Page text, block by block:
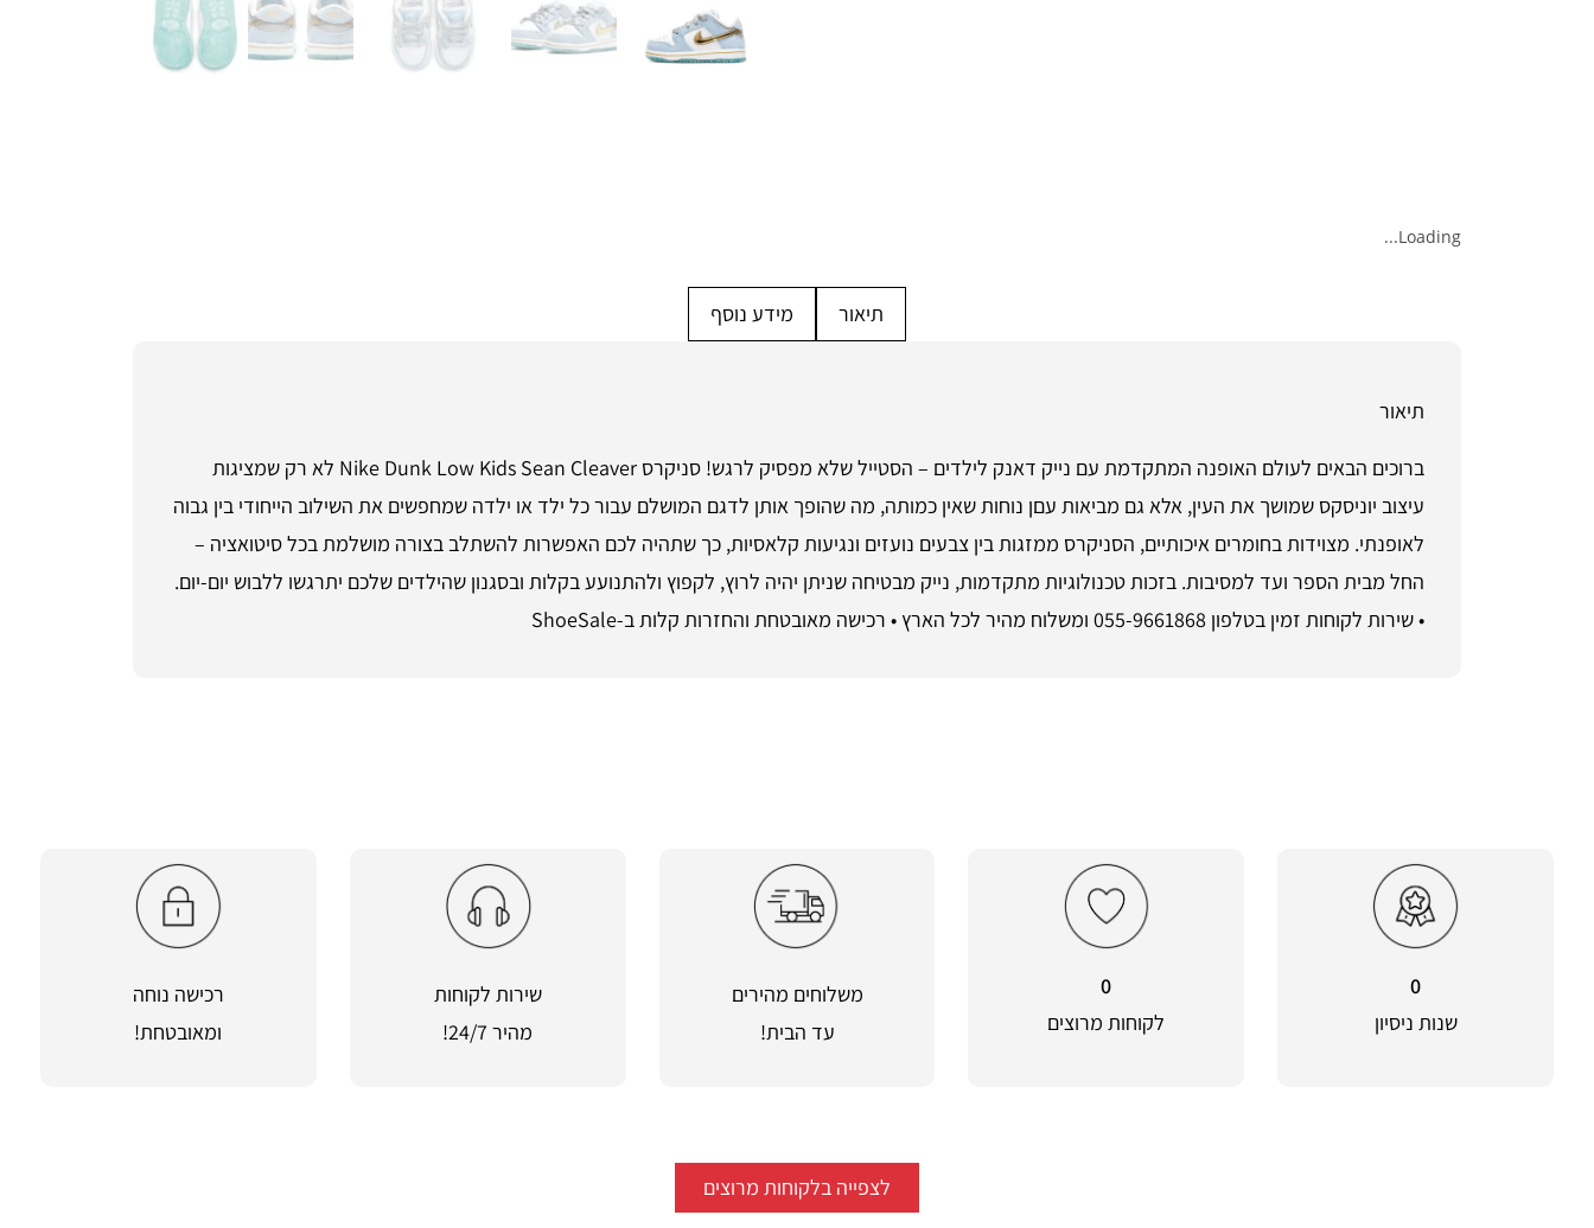
Loading...
תיאור מידע נוסף
תיאור
ברוכים הבאים לעולם האופנה המתקדמת עם נייק דאנק לילדים – הסטייל שלא מפסיק לרגש! סניקרס Nike Dunk Low Kids Sean Cleaver לא רק שמציגות
עיצוב יוניסקס שמושך את העין, אלא גם מביאות עםן נוחות שאין כמותה, מה שהופך אותן לדגם המושלם עבור כל ילד או ילדה שמחפשים את השילוב הייחודי בין גבוה
לאופנתי. מצוידות בחומרים איכותיים, הסניקרס ממזגות בין צבעים נועזים ונגיעות קלאסיות, כך שתהיה לכם האפשרות להשתלב בצורה מושלמת בכל סיטואציה –
החל מבית הספר ועד למסיבות. בזכות טכנולוגיות מתקדמות, נייק מבטיחה שניתן יהיה לרוץ, לקפוץ ולהתנועע בקלות ובסגנון שהילדים שלכם יתרגשו ללבוש יום-יום.
• שירות לקוחות זמין בטלפון 055-9661868 ומשלוח מהיר לכל הארץ • רכישה מאובטחת והחזרות קלות ב-ShoeSale
0
שנות ניסיון
0
לקוחות מרוצים
משלוחים מהירים
עד הבית!
שירות לקוחות
מהיר 24/7!
רכישה נוחה
ומאובטחת!
לצפייה בלקוחות מרוצים